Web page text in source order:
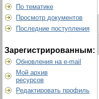
По тематике
Просмотр документов
Последние поступления
Зарегистрированным:
Обновления на e-mail
Мой архив
ресурсов
Редактировать профиль